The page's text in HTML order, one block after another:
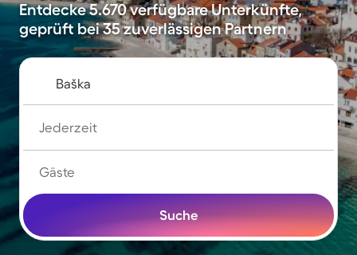
Entdecke 5.670 verfügbare Unterkünfte,
geprüft bei 35 zuverlässigen Partnern
Jederzeit
Gäste
Suche